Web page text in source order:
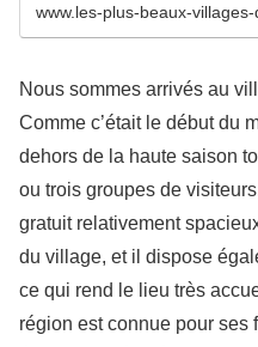
www.les-plus-beaux-
Nous sommes arrivés au
Comme c’était le début du
dehors de la haute saison
ou trois groupes de
gratuit relativement
du village, et il dispose
ce qui rend le lieu très
région est connue pour ses